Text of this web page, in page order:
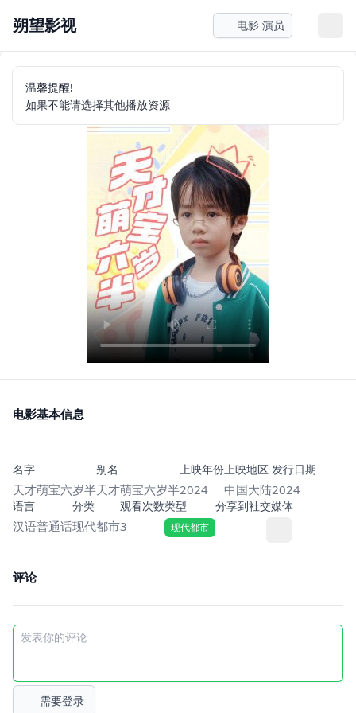
朔望影视 电影 演员
温馨提醒!
如果不能请选择其他播放资源
电影基本信息
名字
天才萌宝六岁半
别名
天才萌宝六岁半
上映年份
2024
上映地区
中国大陆
发行日期
2024
语言
汉语普通话
分类
现代都市
观看次数
3
类型
现代都市
分享到社交媒体
评论
需要登录